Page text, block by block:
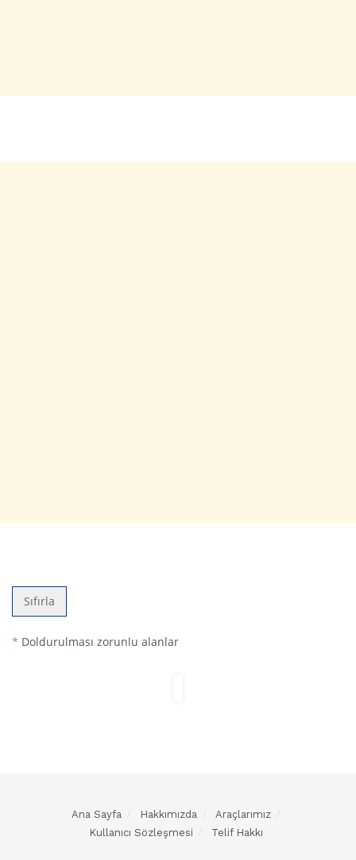
Sıfırla
* Doldurulması zorunlu alanlar
Ana Sayfa Hakkımızda
Araçlarımız
Kullanıcı Sözleşmesi
Telif Hakkı